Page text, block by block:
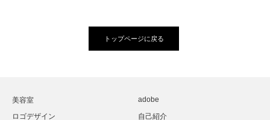
トップページに戻る
美容室
adobe
ロゴデザイン
自己紹介